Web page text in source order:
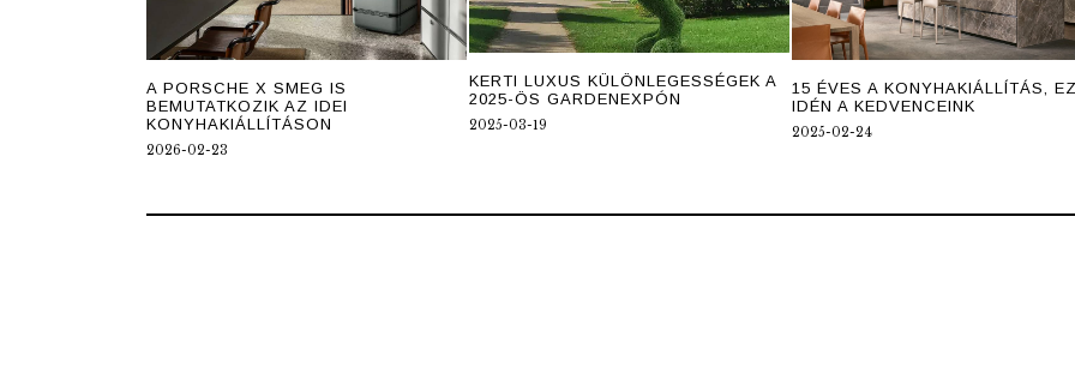
A PORSCHE X SMEG IS
BEMUTATKOZIK AZ IDEI
KONYHAKIÁLLÍTÁSON
2026-02-23
KERTI LUXUS KÜLÖNLEGESSÉGEK A
2025-ÖS GARDENEXPÓN
2025-03-19
15 ÉVES A KONYHAKIÁLLÍTÁS,
IDÉN A KEDVENCEINK
2025-02-24